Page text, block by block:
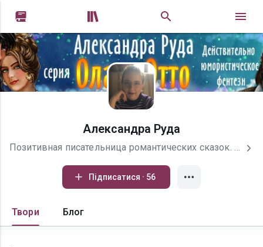
 
Александра Руда
Позитивная писательница романтических сказок. ХЭ, отношения, любовь и много-много сладкого розового сиропа. Эротика и творческие эксперименты - под псевдонимом Ведана Рута
Підписатися · 56
Твори Блог